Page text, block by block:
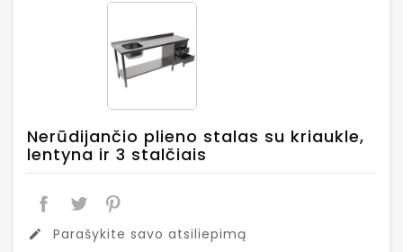
Nerūdijančio plieno stalas su kriaukle,
lentyna ir 3 stalčiais
edit Parašykite savo atsiliepimą